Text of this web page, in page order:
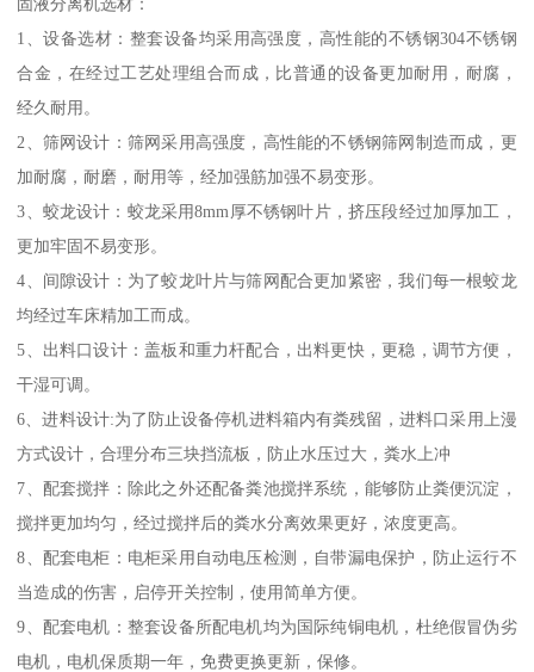
1、设备选材：整套设备均采用高强度，高性能的不锈钢304不锈钢
合金，在经过工艺处理组合而成，比普通的设备更加耐用，耐腐，
经久耐用。
2、筛网设计：筛网采用高强度，高性能的不锈钢筛网制造而成，更
加耐腐，耐磨，耐用等，经加强筋加强不易变形。
3、蛟龙设计：蛟龙采用8mm厚不锈钢叶片，挤压段经过加厚加工，
更加牢固不易变形。
4、间隙设计：为了蛟龙叶片与筛网配合更加紧密，我们每一根蛟龙
均经过车床精加工而成。
5、出料口设计：盖板和重力杆配合，出料更快，更稳，调节方便，
干湿可调。
6、进料设计:为了防止设备停机进料箱内有粪残留，进料口采用上漫
方式设计，合理分布三块挡流板，防止水压过大，粪水上冲
7、配套搅拌：除此之外还配备粪池搅拌系统，能够防止粪便沉淀，
搅拌更加均匀，经过搅拌后的粪水分离效果更好，浓度更高。
8、配套电柜：电柜采用自动电压检测，自带漏电保护，防止运行不
当造成的伤害，启停开关控制，使用简单方便。
9、配套电机：整套设备所配电机均为国际纯铜电机，杜绝假冒伪劣
电机，电机保质期一年，免费更换更新，保修。